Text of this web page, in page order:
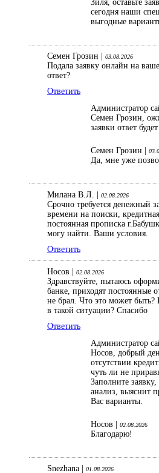
Зиля, оставьте
сегодня наши
выгодные
Семен Грозин | 03.08.2026
Подала заявку онлайн на
ответ?
Ответить
Администратор
Семен Грозин,
заявки ответ
Семен Грозин |
Да, мне уже
Милана В.Л. | 02.08.2026
Срочно требуется денежный
времени на поиски,
постоянная прописка
могу найти. Ваши условия.
Ответить
Носов | 02.08.2026
Здравствуйте, пытаюсь
банке, приходят постоянные
не брал. Что это может
в такой ситуации? Спасибо
Ответить
Администратор
Носов, добрый
отсутствии
чуть ли не
Заполните
анализ, выяснит
Вас варианты.
Носов | 02.08.2026
Благодарю!
Snezhana | 01.08.2026